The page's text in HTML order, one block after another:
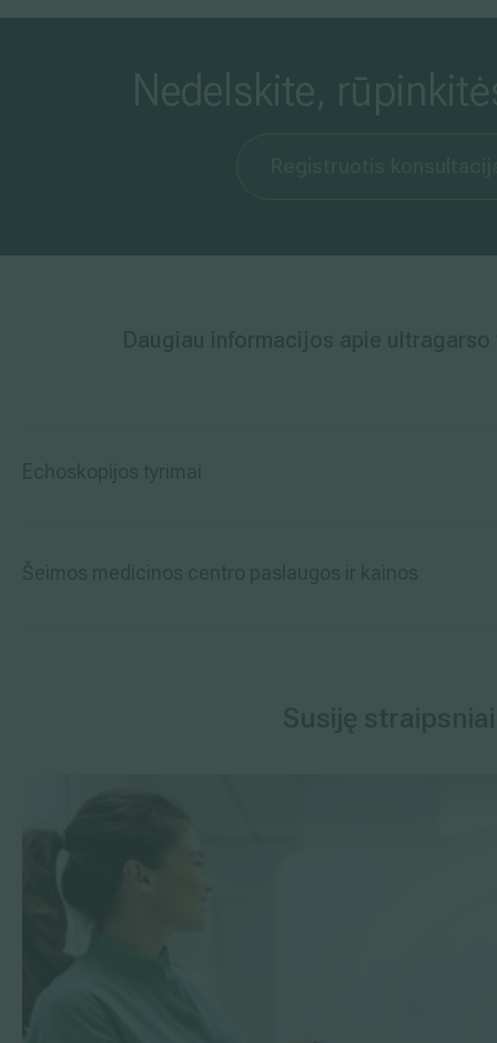
Nedelskite,
Daugiau informacijos apie ultragarso
Echoskopijos tyrimai
Šeimos medicinos centro paslaugos ir kainos
Susiję straipsniai